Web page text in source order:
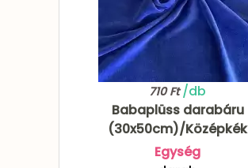
710 Ft/db
Babaplüss darabáru
(30x50cm)/Középkék
Egység